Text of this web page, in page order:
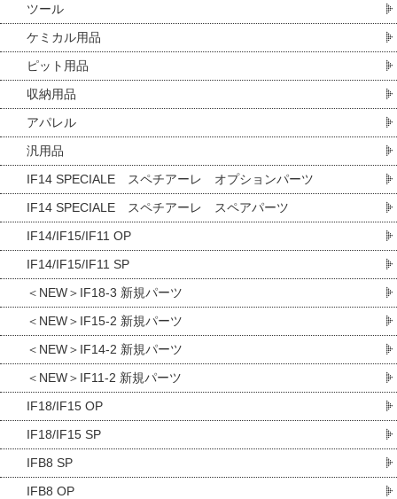
ツール
ケミカル用品
ピット用品
収納用品
アパレル
汎用品
IF14 SPECIALE スペチアーレ オプションパーツ
IF14 SPECIALE スペチアーレ スペアパーツ
IF14/IF15/IF11 OP
IF14/IF15/IF11 SP
＜NEW＞IF18-3 新規パーツ
＜NEW＞IF15-2 新規パーツ
＜NEW＞IF14-2 新規パーツ
＜NEW＞IF11-2 新規パーツ
IF18/IF15 OP
IF18/IF15 SP
IFB8 SP
IFB8 OP